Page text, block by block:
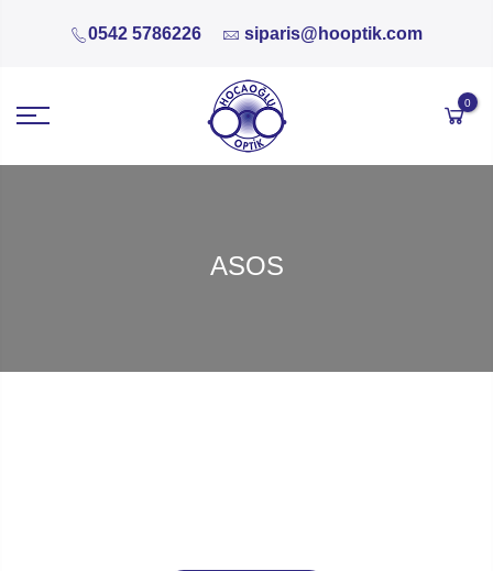
0542 5786226 siparis@hooptik.com
0
ASOS